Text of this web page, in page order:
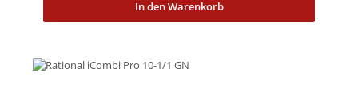
In den Warenkorb